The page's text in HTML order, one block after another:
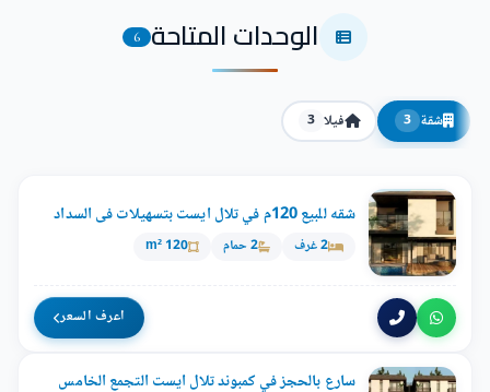
الوحدات المتاحة 6
شقة 3 فيلا 3
شقه للبيع 120م في تلال ايست بتسهيلات فى السداد
2 غرف 2 حمام 120 m²
اعرف السعر
سارع بالحجز في كمبوند تلال ايست التجمع الخامس